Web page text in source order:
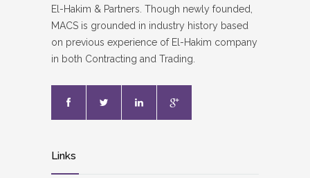
El-Hakim & Partners. Though newly founded,
MACS is grounded in industry history based
on previous experience of El-Hakim company
in both Contracting and Trading.
Links